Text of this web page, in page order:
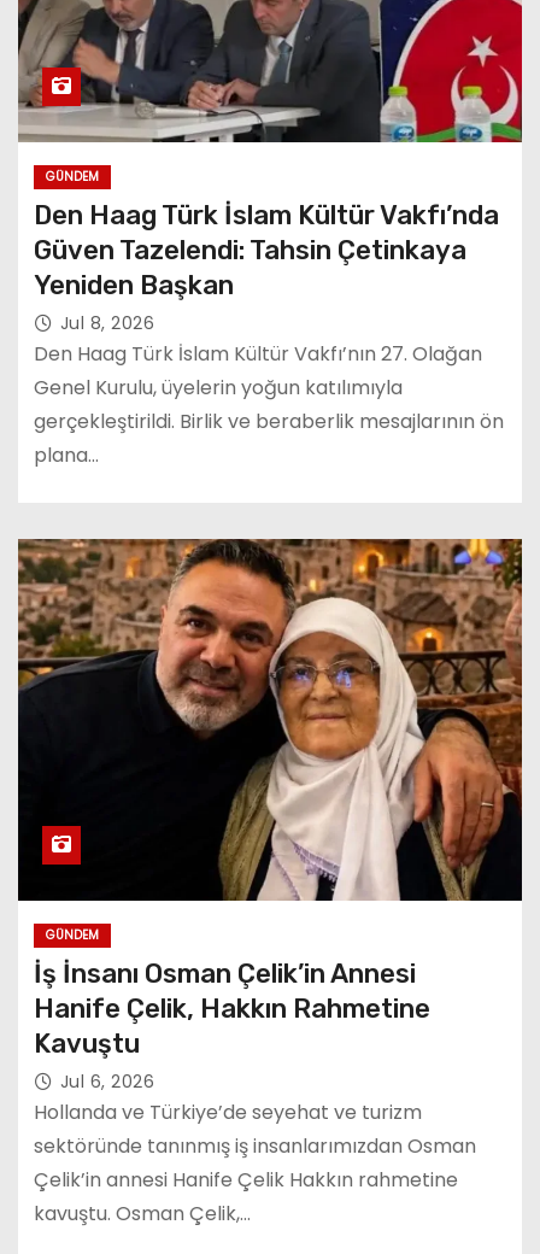
GÜNDEM
Den Haag Türk İslam Kültür Vakfı’nda
Güven Tazelendi: Tahsin Çetinkaya
Yeniden Başkan
Jul 8, 2026
Den Haag Türk İslam Kültür Vakfı’nın 27. Olağan
Genel Kurulu, üyelerin yoğun katılımıyla
gerçekleştirildi. Birlik ve beraberlik mesajlarının ön
plana…
GÜNDEM
İş İnsanı Osman Çelik’in Annesi
Hanife Çelik, Hakkın Rahmetine
Kavuştu
Jul 6, 2026
Hollanda ve Türkiye’de seyehat ve turizm
sektöründe tanınmış iş insanlarımızdan Osman
Çelik’in annesi Hanife Çelik Hakkın rahmetine
kavuştu. Osman Çelik,…